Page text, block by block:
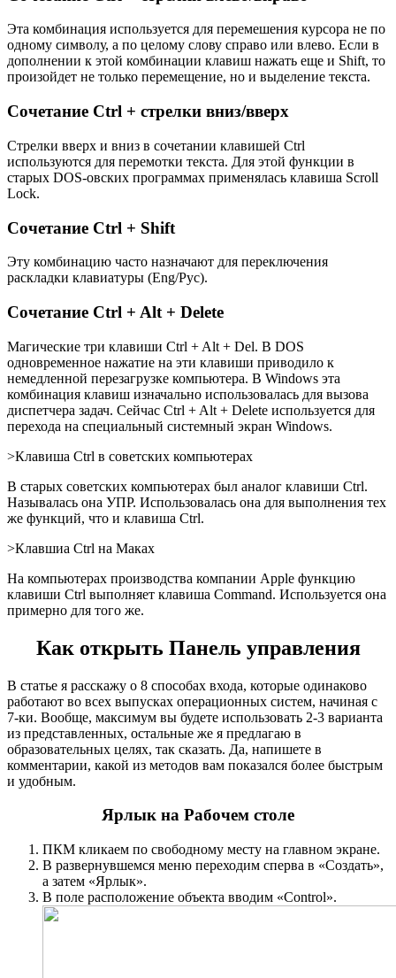
Эта комбинация используется для перемешения курсора не по
одному символу, а по целому слову справо или влево. Если в
дополнении к этой комбинации клавиш нажать еще и Shift, то
произойдет не только перемещение, но и выделение текста.
Сочетание Ctrl + стрелки вниз/вверх
Стрелки вверх и вниз в сочетании клавишей Ctrl
используются для перемотки текста. Для этой функции в
старых DOS-овских программах применялась клавиша Scroll
Lock.
Сочетание Ctrl + Shift
Эту комбинацию часто назначают для переключения
раскладки клавиатуры (Eng/Рус).
Сочетание Ctrl + Alt + Delete
Магические три клавиши Ctrl + Alt + Del. В DOS
одновременное нажатие на эти клавиши приводило к
немедленной перезагрузке компьютера. В Windows эта
комбинация клавиш изначально использовалась для вызова
диспетчера задач. Сейчас Ctrl + Alt + Delete используется для
перехода на специальный системный экран Windows.
>Клавиша Ctrl в советских компьютерах
В старых советских компьютерах был аналог клавиши Ctrl.
Называлась она УПР. Использовалась она для выполнения тех
же функций, что и клавиша Ctrl.
>Клавшиа Ctrl на Маках
На компьютерах производства компании Apple функцию
клавиши Ctrl выполняет клавиша Command. Используется она
примерно для того же.
Как открыть Панель управления
В статье я расскажу о 8 способах входа, которые одинаково
работают во всех выпусках операционных систем, начиная с
7-ки. Вообще, максимум вы будете использовать 2-3 варианта
из представленных, остальные же я предлагаю в
образовательных целях, так сказать. Да, напишете в
комментарии, какой из методов вам показался более быстрым
и удобным.
Ярлык на Рабочем столе
ПКМ кликаем по свободному месту на главном экране.
В развернувшемся меню переходим сперва в «Создать»,
а затем «Ярлык».
В поле расположение объекта вводим «Control».